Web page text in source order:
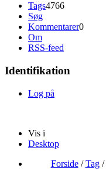
Tags4766
Søg
Kommentarer0
Om
RSS-feed
Identifikation
Log på
Vis i
Desktop
Forside/Tag /